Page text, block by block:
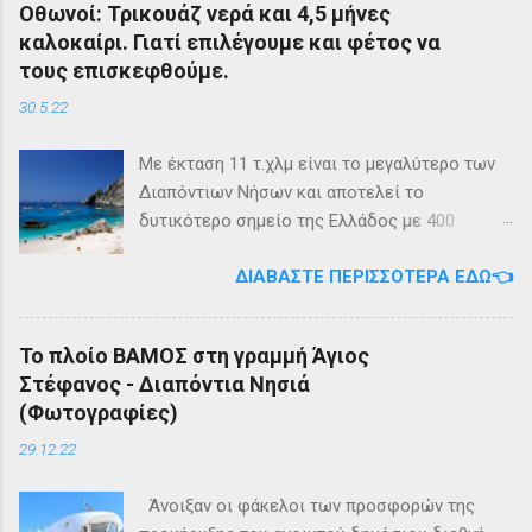
και επιστροφή με 3 δρομολόγια την εβδομάδα
από 01/03/2023 Πηγή: chania-lines.com
Οθωνοί: Τρικουάζ νερά και 4,5 μήνες
καλοκαίρι. Γιατί επιλέγουμε και φέτος να
τους επισκεφθούμε.
30.5.22
Με έκταση 11 τ.χλμ είναι το μεγαλύτερο των
Διαπόντιων Νήσων και αποτελεί το
δυτικότερο σημείο της Ελλάδος με 400
καλοκαιρινούς μήνες πολλαπλασιάζεται
μέρος, κατάλληλο οικογενειακές διακοπές,
για ιστιοπλοϊκή περιήγηση . Το καράβι αφήνει
τον επισκέπτη στα Αυλάκια, ένα όρμο κοντά
Άμμος Στους Οθωνούς υπάρχουν πάνω από
ΔΙΑΒΆΣΤΕ ΠΕΡΙΣΣΌΤΕΡΑ ΕΔΏ👈
Το πλοίο ΒΑΜΟΣ στη γραμμή Άγιος
Στέφανος - Διαπόντια Νησιά
(Φωτογραφίες)
29.12.22
Άνοιξαν οι φάκελοι των προσφορών της